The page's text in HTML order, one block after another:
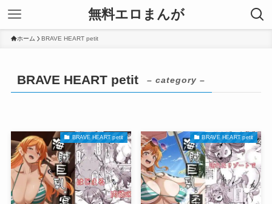
無料エロまんが
ホーム BRAVE HEART petit
BRAVE HEART petit – category –
BRAVE HEART petit BRAVE HEART petit